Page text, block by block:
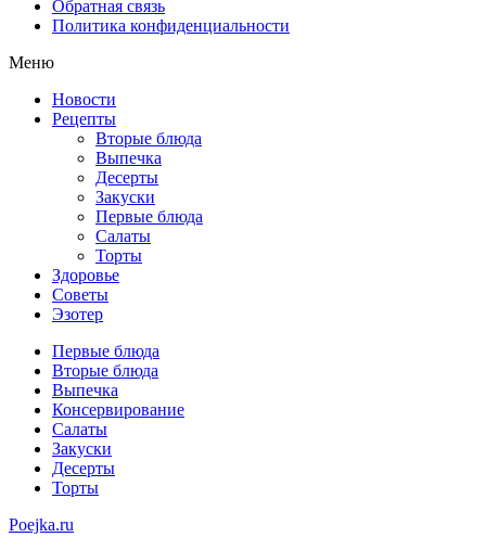
Обратная связь
Политика конфиденциальности
Меню
Новости
Рецепты
Вторые блюда
Выпечка
Десерты
Закуски
Первые блюда
Салаты
Торты
Здоровье
Советы
Эзотер
Первые блюда
Вторые блюда
Выпечка
Консервирование
Салаты
Закуски
Десерты
Торты
Poejka.ru